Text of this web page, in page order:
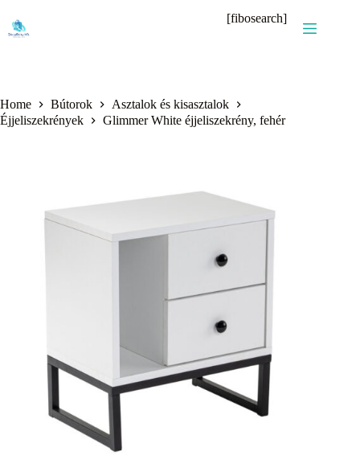
content
[fibosearch]
Home Bútorok
Asztalok és kisasztalok
Éjjeliszekrények
Glimmer White éjjeliszekrény, fehér